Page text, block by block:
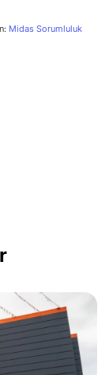
Midas Sorumluluk